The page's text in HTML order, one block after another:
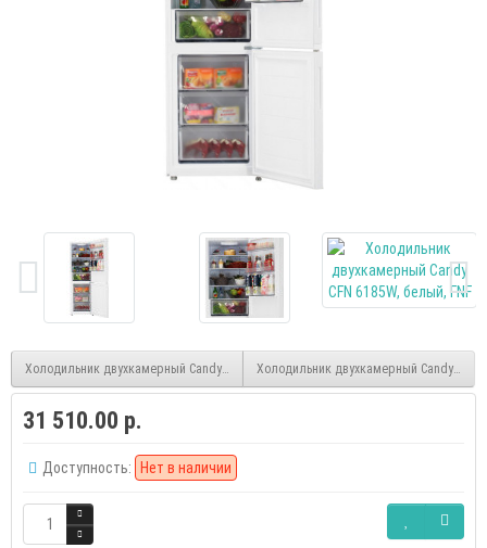
Холодильник двухкамерный Candy CFN 6185S, серебро, FNFХолодильник двухкамерный Candy CFN
31 510.00 р.
Доступность: Нет в наличии